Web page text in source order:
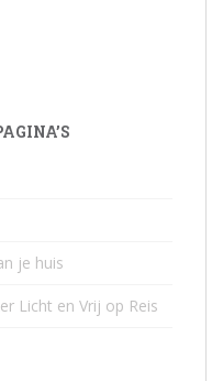
je huis
Licht en Vrij op Reis